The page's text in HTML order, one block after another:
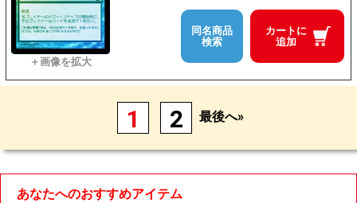
カートに
追加
同名商品
検索
1 2 最後へ»
あなたへのおすすめアイテム